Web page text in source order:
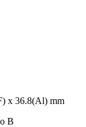
x 36.8(Al) mm
B